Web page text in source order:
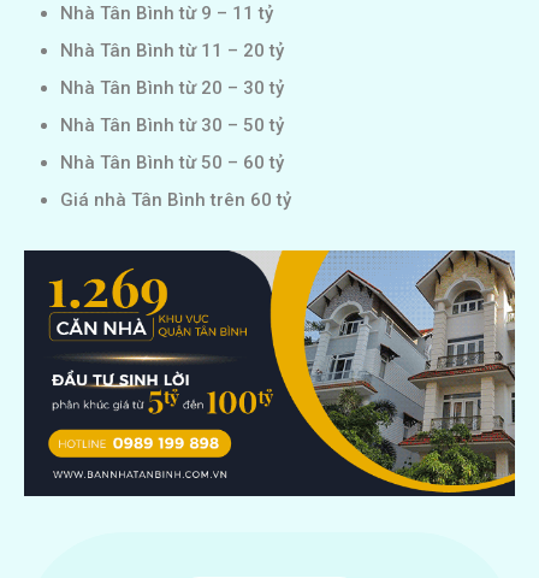
Nhà Tân Bình từ 9 – 11 tỷ
Nhà Tân Bình từ 11 – 20 tỷ
Nhà Tân Bình từ 20 – 30 tỷ
Nhà Tân Bình từ 30 – 50 tỷ
Nhà Tân Bình từ 50 – 60 tỷ
Giá nhà Tân Bình trên 60 tỷ